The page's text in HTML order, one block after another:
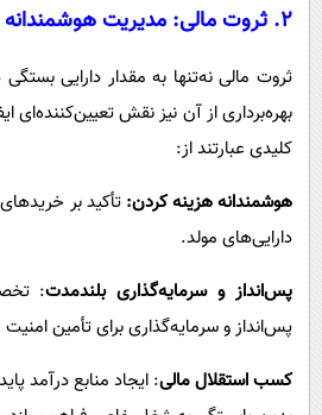
۲. ثروت مالی: مدیریت هوشمندانه
ثروت مالی نه‌تنها به مقدار دارایی
بهره‌برداری از آن نیز نقش تعیین‌کننده‌ای
کلیدی عبارتند از:
هوشمندانه هزینه کردن:تأکیدبر
دارایی‌های مولد.
پس‌انداز و سرمایه‌گذاری بلندمدت:
پس‌انداز و سرمایه‌گذاری برای تأمین امنیت
کسب استقلال مالی: ایجاد منابع درآمد